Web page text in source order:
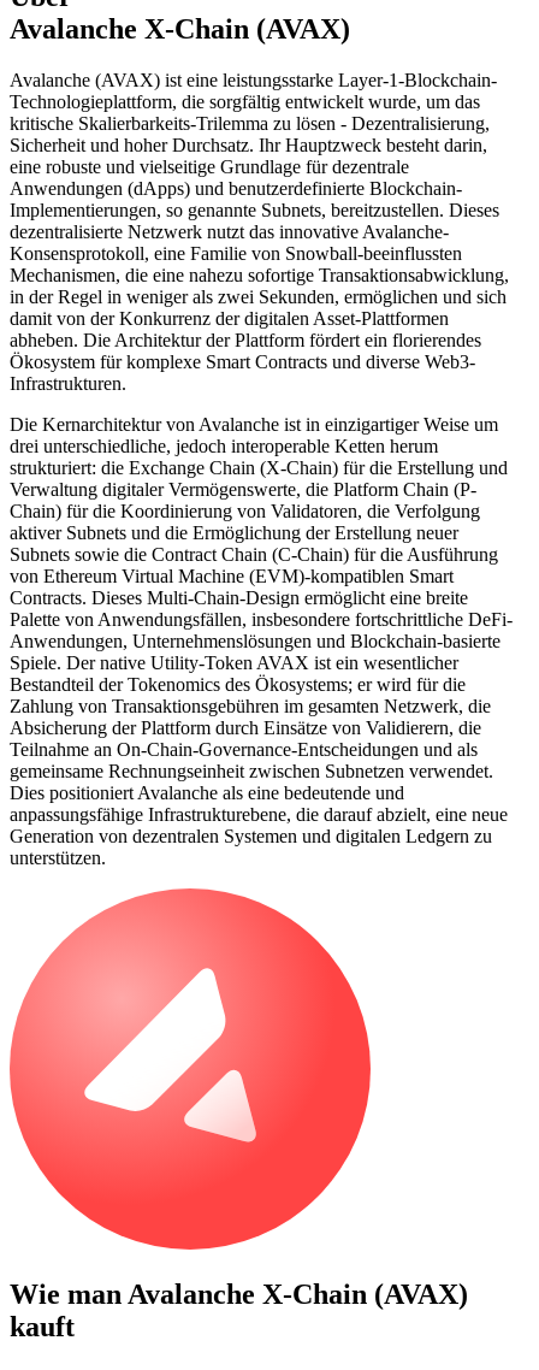
Avalanche X-Chain (AVAX)
Avalanche (AVAX) ist eine leistungsstarke Layer-1-Blockchain-
Technologieplattform, die sorgfältig entwickelt wurde, um das
kritische Skalierbarkeits-Trilemma zu lösen - Dezentralisierung,
Sicherheit und hoher Durchsatz. Ihr Hauptzweck besteht darin,
eine robuste und vielseitige Grundlage für dezentrale
Anwendungen (dApps) und benutzerdefinierte Blockchain-
Implementierungen, so genannte Subnets, bereitzustellen. Dieses
dezentralisierte Netzwerk nutzt das innovative Avalanche-
Konsensprotokoll, eine Familie von Snowball-beeinflussten
Mechanismen, die eine nahezu sofortige Transaktionsabwicklung,
in der Regel in weniger als zwei Sekunden, ermöglichen und sich
damit von der Konkurrenz der digitalen Asset-Plattformen
abheben. Die Architektur der Plattform fördert ein florierendes
Ökosystem für komplexe Smart Contracts und diverse Web3-
Infrastrukturen.
Die Kernarchitektur von Avalanche ist in einzigartiger Weise um
drei unterschiedliche, jedoch interoperable Ketten herum
strukturiert: die Exchange Chain (X-Chain) für die Erstellung und
Verwaltung digitaler Vermögenswerte, die Platform Chain (P-
Chain) für die Koordinierung von Validatoren, die Verfolgung
aktiver Subnets und die Ermöglichung der Erstellung neuer
Subnets sowie die Contract Chain (C-Chain) für die Ausführung
von Ethereum Virtual Machine (EVM)-kompatiblen Smart
Contracts. Dieses Multi-Chain-Design ermöglicht eine breite
Palette von Anwendungsfällen, insbesondere fortschrittliche DeFi-
Anwendungen, Unternehmenslösungen und Blockchain-basierte
Spiele. Der native Utility-Token AVAX ist ein wesentlicher
Bestandteil der Tokenomics des Ökosystems; er wird für die
Zahlung von Transaktionsgebühren im gesamten Netzwerk, die
Absicherung der Plattform durch Einsätze von Validierern, die
Teilnahme an On-Chain-Governance-Entscheidungen und als
gemeinsame Rechnungseinheit zwischen Subnetzen verwendet.
Dies positioniert Avalanche als eine bedeutende und
anpassungsfähige Infrastrukturebene, die darauf abzielt, eine neue
Generation von dezentralen Systemen und digitalen Ledgern zu
unterstützen.
Wie man Avalanche X-Chain (AVAX)
kauft